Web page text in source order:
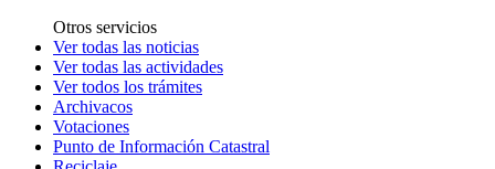
Otros servicios
Ver todas las noticias
Ver todas las actividades
Ver todos los trámites
Archivacos
Votaciones
Punto de Información Catastral